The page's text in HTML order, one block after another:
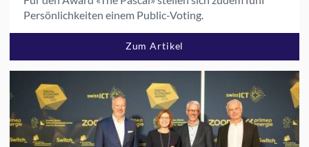
Persönlichkeiten einem Public-Voting.
Zum Artikel